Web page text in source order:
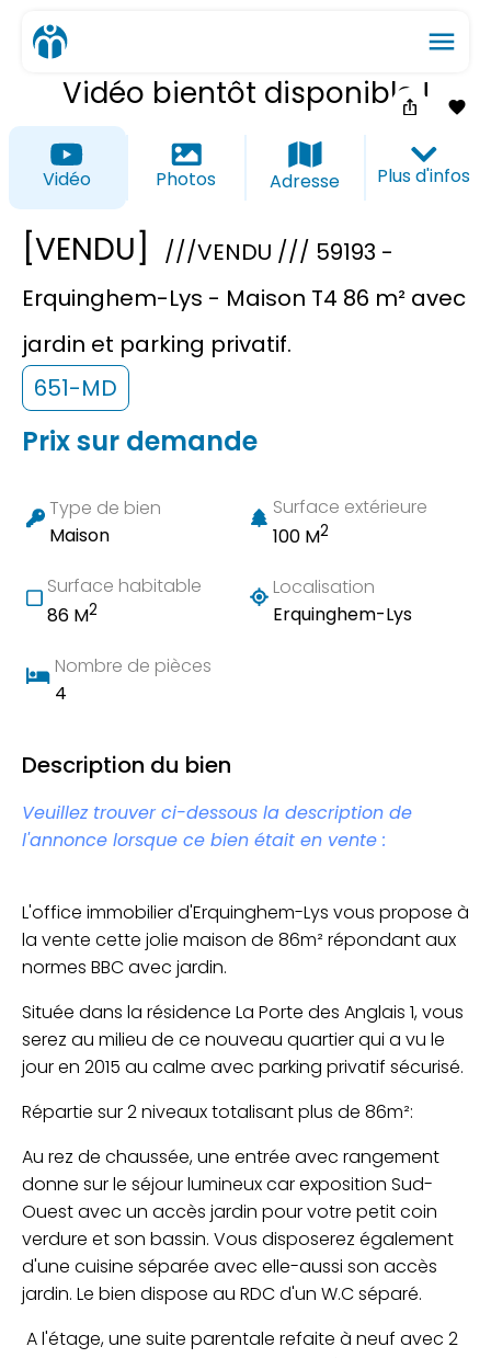
menu
Vidéo bientôt disponible !
ios_share favorite_border
Vidéo Photos Adresse Plus d'infos
[VENDU]
///VENDU /// 59193 -
Erquinghem-Lys - Maison T4 86 m² avec
jardin et parking privatif.
651-MD
Prix sur demande
Type de bien
Maison
Surface extérieure
100 M2
Surface habitable
86 M2
Localisation
Erquinghem-Lys
Nombre de pièces
4
Description du bien
Veuillez trouver ci-dessous la description de
l'annonce lorsque ce bien était en vente :
L'office immobilier d'Erquinghem-Lys vous propose à
la vente cette jolie maison de 86m² répondant aux
normes BBC avec jardin.
Située dans la résidence La Porte des Anglais 1, vous
serez au milieu de ce nouveau quartier qui a vu le
jour en 2015 au calme avec parking privatif sécurisé.
Répartie sur 2 niveaux totalisant plus de 86m²:
Au rez de chaussée, une entrée avec rangement
donne sur le séjour lumineux car exposition Sud-
Ouest avec un accès jardin pour votre petit coin
verdure et son bassin. Vous disposerez également
d'une cuisine séparée avec elle-aussi son accès
jardin. Le bien dispose au RDC d'un W.C séparé.
A l'étage, une suite parentale refaite à neuf avec 2